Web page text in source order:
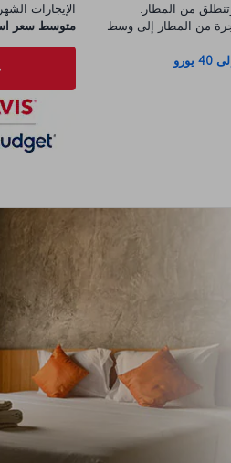
مدار 24 ساعة وتنطلق من المطار.
من المطار إلى وسط
الإيجارات الشهرية
متوسط سعر